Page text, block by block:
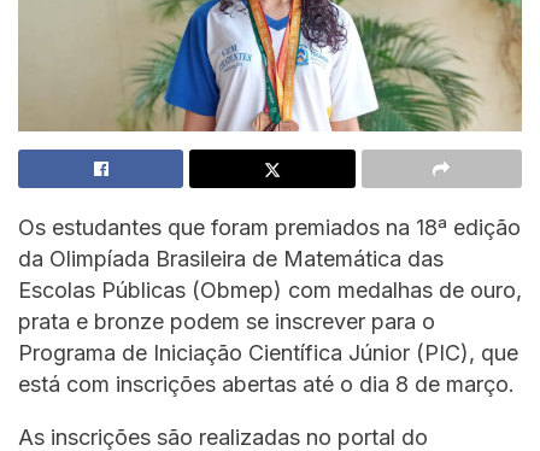
Os estudantes que foram premiados na 18ª edição
da Olimpíada Brasileira de Matemática das
Escolas Públicas (Obmep) com medalhas de ouro,
prata e bronze podem se inscrever para o
Programa de Iniciação Científica Júnior (PIC), que
está com inscrições abertas até o dia 8 de março.
As inscrições são realizadas no portal do